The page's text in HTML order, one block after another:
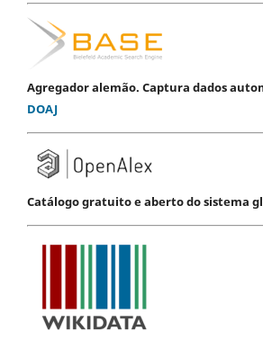
Agregador alemão. Captura dados
DOAJ
Catálogo gratuito e aberto do sistema